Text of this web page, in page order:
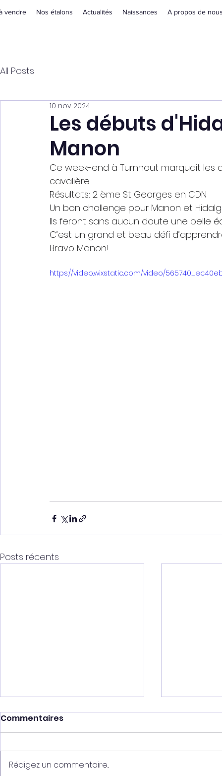
vendre Nos étalons Actualités Naissances A propos de
All Posts
Les débuts
Manon
10 nov. 2024
Ce week-end à Turnhout marquait les
cavalière.
Résultats: 2 ème St Georges en CDN
Un bon challenge pour Manon et
Ils feront sans aucun doute une belle
C’est un grand et beau défi
Bravo Manon!
https://video.wixstatic.com/video/
Posts récents
Commentaires
Rédigez un commentaire...